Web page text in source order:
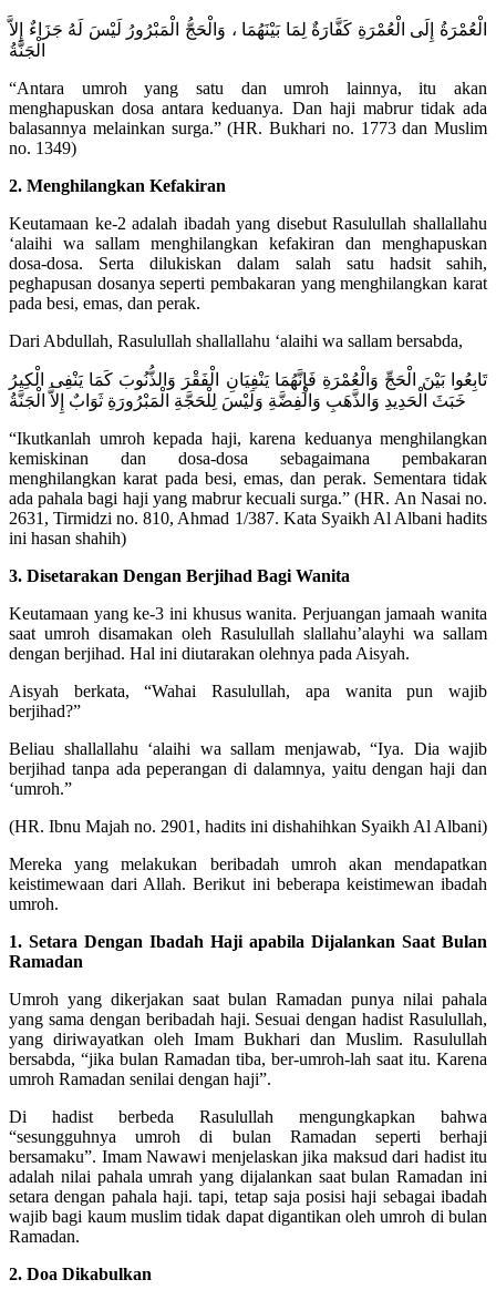
الْعُمْرَةُ إِلَى الْعُمْرَةِ كَفَّارَةٌ لِمَا بَيْنَهُمَا ، وَالْحَجُّ الْمَبْرُورُ لَيْسَ لَهُ جَزَاءٌ إِلاَّ
الْجَنَّةُ
“Antara umroh yang satu dan umroh lainnya, itu akan
menghapuskan dosa antara keduanya. Dan haji mabrur tidak ada
balasannya melainkan surga.” (HR. Bukhari no. 1773 dan Muslim
no. 1349)
2. Menghilangkan Kefakiran
Keutamaan ke-2 adalah ibadah yang disebut Rasulullah shallallahu
‘alaihi wa sallam menghilangkan kefakiran dan menghapuskan
dosa-dosa. Serta dilukiskan dalam salah satu hadsit sahih,
peghapusan dosanya seperti pembakaran yang menghilangkan karat
pada besi, emas, dan perak.
Dari Abdullah, Rasulullah shallallahu ‘alaihi wa sallam bersabda,
تَابِعُوا بَيْنَ الْحَجِّ وَالْعُمْرَةِ فَإِنَّهُمَا يَنْفِيَانِ الْفَقْرَ وَالذُّنُوبَ كَمَا يَنْفِى الْكِيرُ
خَبَثَ الْحَدِيدِ وَالذَّهَبِ وَالْفِضَّةِ وَلَيْسَ لِلْحَجَّةِ الْمَبْرُورَةِ ثَوَابٌ إِلاَّ الْجَنَّةُ
“Ikutkanlah umroh kepada haji, karena keduanya menghilangkan
kemiskinan dan dosa-dosa sebagaimana pembakaran
menghilangkan karat pada besi, emas, dan perak. Sementara tidak
ada pahala bagi haji yang mabrur kecuali surga.” (HR. An Nasai no.
2631, Tirmidzi no. 810, Ahmad 1/387. Kata Syaikh Al Albani hadits
ini hasan shahih)
3. Disetarakan Dengan Berjihad Bagi Wanita
Keutamaan yang ke-3 ini khusus wanita. Perjuangan jamaah wanita
saat umroh disamakan oleh Rasulullah slallahu’alayhi wa sallam
dengan berjihad. Hal ini diutarakan olehnya pada Aisyah.
Aisyah berkata, “Wahai Rasulullah, apa wanita pun wajib
berjihad?”
Beliau shallallahu ‘alaihi wa sallam menjawab, “Iya. Dia wajib
berjihad tanpa ada peperangan di dalamnya, yaitu dengan haji dan
‘umroh.”
(HR. Ibnu Majah no. 2901, hadits ini dishahihkan Syaikh Al Albani)
Mereka yang melakukan beribadah umroh akan mendapatkan
keistimewaan dari Allah. Berikut ini beberapa keistimewan ibadah
umroh.
1. Setara Dengan Ibadah Haji apabila Dijalankan Saat Bulan
Ramadan
Umroh yang dikerjakan saat bulan Ramadan punya nilai pahala
yang sama dengan beribadah haji. Sesuai dengan hadist Rasulullah,
yang diriwayatkan oleh Imam Bukhari dan Muslim. Rasulullah
bersabda, “jika bulan Ramadan tiba, ber-umroh-lah saat itu. Karena
umroh Ramadan senilai dengan haji”.
Di hadist berbeda Rasulullah mengungkapkan bahwa
“sesungguhnya umroh di bulan Ramadan seperti berhaji
bersamaku”. Imam Nawawi menjelaskan jika maksud dari hadist itu
adalah nilai pahala umrah yang dijalankan saat bulan Ramadan ini
setara dengan pahala haji. tapi, tetap saja posisi haji sebagai ibadah
wajib bagi kaum muslim tidak dapat digantikan oleh umroh di bulan
Ramadan.
2. Doa Dikabulkan